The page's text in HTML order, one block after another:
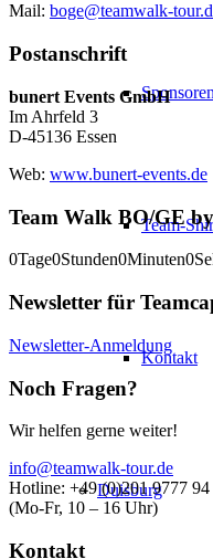
Team-
Kontakt
Duisburg
Mail: boge@teamwalk-
Postanschrift
bunert Events GmbH
Im Ahrfeld 3
D-45136 Essen
Web: www.bunert-events.de
Team Walk BO/GE
0Tage0Stunden0Minuten0
Newsletter für
Newsletter-Anmeldung
Noch Fragen?
Wir helfen gerne weiter!
info@teamwalk-tour.de
Hotline: +49 (0)201 9777 94
(Mo-Fr, 10 – 16 Uhr)
Kontakt